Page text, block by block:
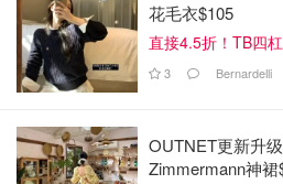
花毛衣$105
直接4.5折！TB四
3 Bernardelli
OUTNET更新升
Zimmermann神裙